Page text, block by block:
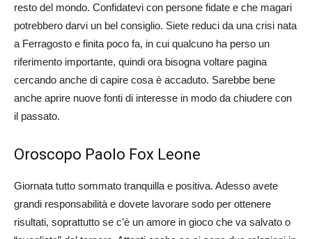
resto del mondo. Confidatevi con persone fidate e che magari
potrebbero darvi un bel consiglio. Siete reduci da una crisi nata
a Ferragosto e finita poco fa, in cui qualcuno ha perso un
riferimento importante, quindi ora bisogna voltare pagina
cercando anche di capire cosa è accaduto. Sarebbe bene
anche aprire nuove fonti di interesse in modo da chiudere con
il passato.
Oroscopo Paolo Fox Leone
Giornata tutto sommato tranquilla e positiva. Adesso avete
grandi responsabilità e dovete lavorare sodo per ottenere
risultati, soprattutto se c’è un amore in gioco che va salvato o